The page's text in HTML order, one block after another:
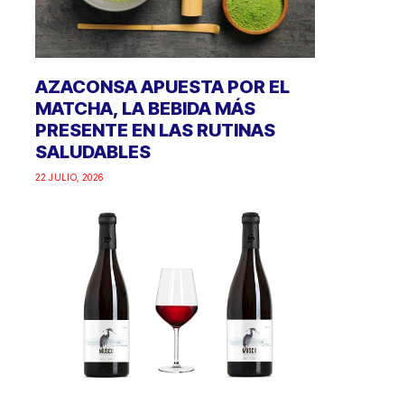
AZACONSA APUESTA POR EL
MATCHA, LA BEBIDA MÁS
PRESENTE EN LAS RUTINAS
SALUDABLES
22 JULIO, 2026